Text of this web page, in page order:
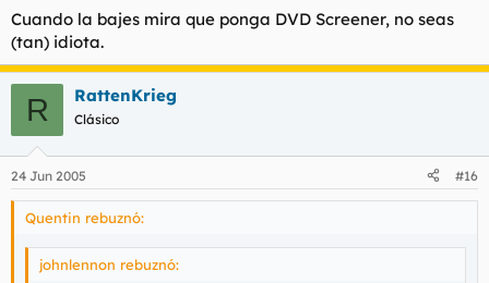
Cuando la bajes mira que ponga DVD Screener, no seas
(tan) idiota.
R RattenKrieg
Clásico
24 Jun 2005 #16
Quentin rebuznó:
johnlennon rebuznó: